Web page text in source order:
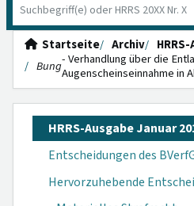
Startseite Archiv
Bung- Verhandlung über die
Augenscheinseinnahme in
HRRS-Ausgabe Januar
Entscheidungen des
Hervorzuhebende